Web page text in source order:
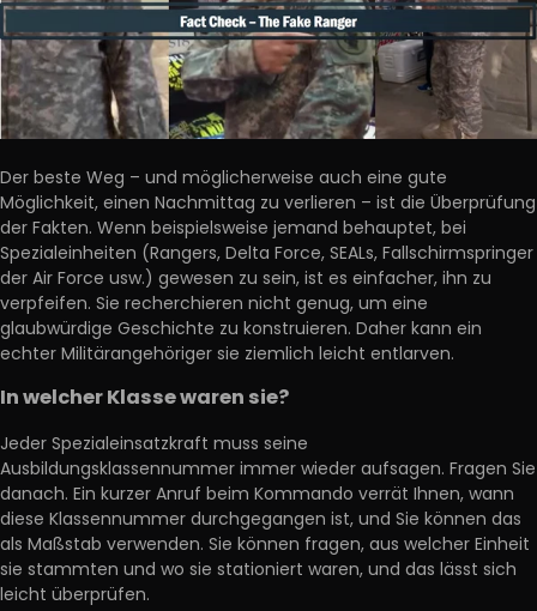
Der beste Weg – und möglicherweise auch eine gute
Möglichkeit, einen Nachmittag zu verlieren – ist die Überprüfung
der Fakten. Wenn beispielsweise jemand behauptet, bei
Spezialeinheiten (Rangers, Delta Force, SEALs, Fallschirmspringer
der Air Force usw.) gewesen zu sein, ist es einfacher, ihn zu
verpfeifen. Sie recherchieren nicht genug, um eine
glaubwürdige Geschichte zu konstruieren. Daher kann ein
echter Militärangehöriger sie ziemlich leicht entlarven.
In welcher Klasse waren sie?
Jeder Spezialeinsatzkraft muss seine
Ausbildungsklassennummer immer wieder aufsagen. Fragen Sie
danach. Ein kurzer Anruf beim Kommando verrät Ihnen, wann
diese Klassennummer durchgegangen ist, und Sie können das
als Maßstab verwenden. Sie können fragen, aus welcher Einheit
sie stammten und wo sie stationiert waren, und das lässt sich
leicht überprüfen.